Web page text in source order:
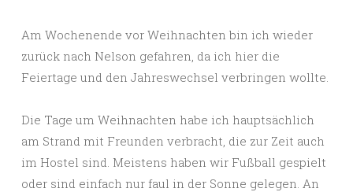
Am Wochenende vor Weihnachten bin ich wieder
zurück nach Nelson gefahren, da ich hier die
Feiertage und den Jahreswechsel verbringen wollte.
Die Tage um Weihnachten habe ich hauptsächlich
am Strand mit Freunden verbracht, die zur Zeit auch
im Hostel sind. Meistens haben wir Fußball gespielt
oder sind einfach nur faul in der Sonne gelegen. An